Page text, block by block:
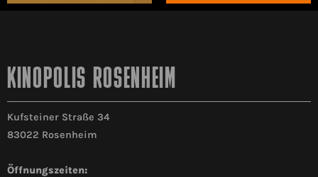
KINOPOLIS ROSENHEIM
Kufsteiner Straße 34
83022 Rosenheim
Öffnungszeiten: